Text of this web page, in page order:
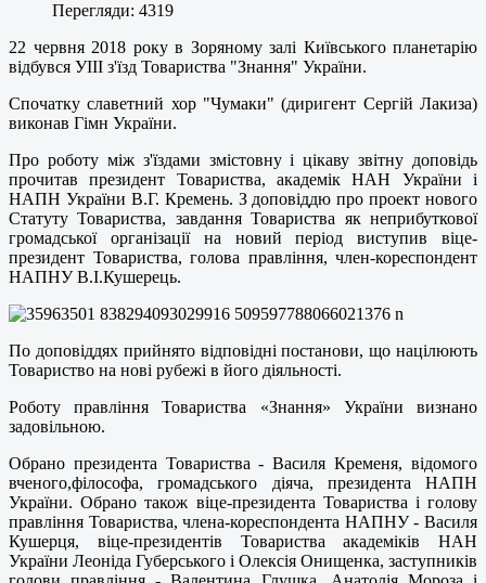
Перегляди: 4319
22 червня 2018 року в Зоряному залі Київського планетарію
відбувся УІІІ з'їзд Товариства "Знання" України.
Спочатку славетний хор "Чумаки" (диригент Сергій Лакиза)
виконав Гімн України.
Про роботу між з'їздами змістовну і цікаву звітну доповідь
прочитав президент Товариства, академік НАН України і
НАПН України В.Г. Кремень. З доповіддю про проект нового
Статуту Товариства, завдання Товариства як неприбуткової
громадської організації на новий період виступив віце-
президент Товариства, голова правління, член-кореспондент
НАПНУ В.І.Кушерець.
По доповіддях прийнято відповідні постанови, що націлюють
Товариство на нові рубежі в його діяльності.
Роботу правління Товариства «Знання» України визнано
задовільною.
Обрано президента Товариства - Василя Кременя, відомого
вченого,філософа, громадського діяча, президента НАПН
України. Обрано також віце-президента Товариства і голову
правління Товариства, члена-кореспондента НАПНУ - Василя
Кушерця, віце-президентів Товариства академіків НАН
України Леоніда Губерського і Олексія Онищенка, заступників